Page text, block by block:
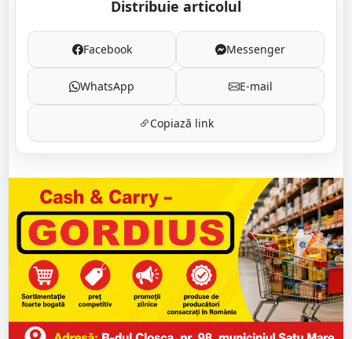
Distribuie articolul
Facebook Messenger
WhatsApp E-mail
Copiază link